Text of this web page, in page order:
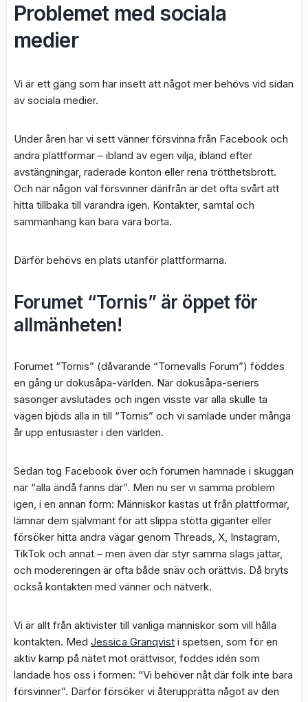
Problemet med sociala
medier
Vi är ett gäng som har insett att något mer behövs vid sidan
av sociala medier.
Under åren har vi sett vänner försvinna från Facebook och
andra plattformar – ibland av egen vilja, ibland efter
avstängningar, raderade konton eller rena trötthetsbrott.
Och när någon väl försvinner därifrån är det ofta svårt att
hitta tillbaka till varandra igen. Kontakter, samtal och
sammanhang kan bara vara borta.
Därför behövs en plats utanför plattformarna.
Forumet “Tornis” är öppet för
allmänheten!
Forumet “Tornis” (dåvarande “Tornevalls Forum”) föddes
en gång ur dokusåpa-världen. När dokusåpa-seriers
säsonger avslutades och ingen visste var alla skulle ta
vägen bjöds alla in till “Tornis” och vi samlade under många
år upp entusiaster i den världen.
Sedan tog Facebook över och forumen hamnade i skuggan
när “alla ändå fanns där”. Men nu ser vi samma problem
igen, i en annan form: Människor kastas ut från plattformar,
lämnar dem självmant för att slippa stötta giganter eller
försöker hitta andra vägar genom Threads, X, Instagram,
TikTok och annat – men även där styr samma slags jättar,
och modereringen är ofta både snäv och orättvis. Då bryts
också kontakten med vänner och nätverk.
Vi är allt från aktivister till vanliga människor som vill hålla
kontakten. Med Jessica Granqvist i spetsen, som för en
aktiv kamp på nätet mot orättvisor, föddes idén som
landade hos oss i formen: “Vi behöver nåt där folk inte bara
försvinner”. Därför försöker vi återupprätta något av den